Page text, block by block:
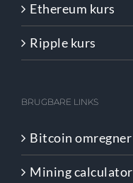
Ethereum kurs
Ripple kurs
BRUGBARE LINKS
Bitcoin omregner
Mining calculator